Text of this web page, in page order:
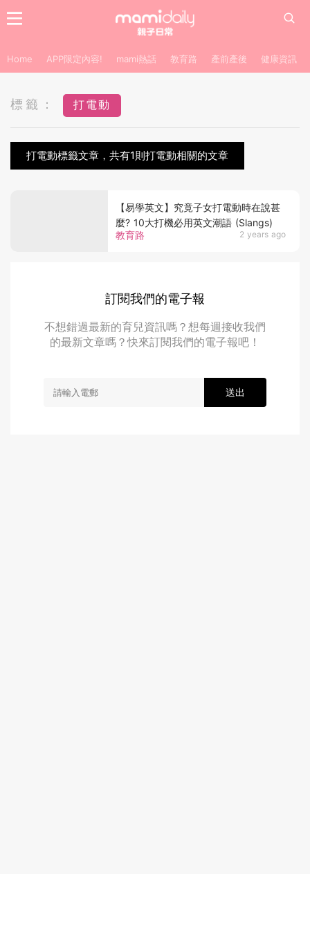
Home APP限定內容! mami熱話 教育路 產前產後 健康資訊
標籤： 打電動
打電動標籤文章，共有1則打電動相關的文章
教育路 2 years ago
【易學英文】究竟子女打電動時在說甚
麼? 10大打機必用英文潮語 (Slangs)
訂閱我們的電子報
不想錯過最新的育兒資訊嗎？想每週接收我們
的最新文章嗎？快來訂閱我們的電子報吧！
送出